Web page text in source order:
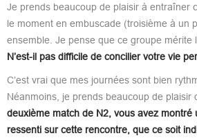
Je prends beaucoup de plaisir à entraîner
le moment en embuscade (troisième à un
ensemble. Je pense que ce groupe
N’est-il pas difficile de concilier votre vie
C’est vrai que mes journées sont bien
Néanmoins, je prends beaucoup de
deuxième match de N2, vous avez
ressenti sur cette rencontre, que ce soit